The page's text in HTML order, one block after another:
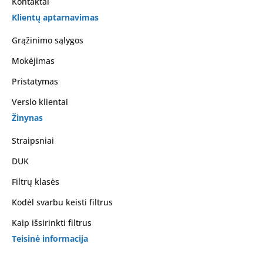
Klientų aptarnavimas
Grąžinimo sąlygos
Mokėjimas
Pristatymas
Verslo klientai
Žinynas
Straipsniai
DUK
Filtrų klasės
Kodėl svarbu keisti filtrus
Kaip išsirinkti filtrus
Teisinė informacija